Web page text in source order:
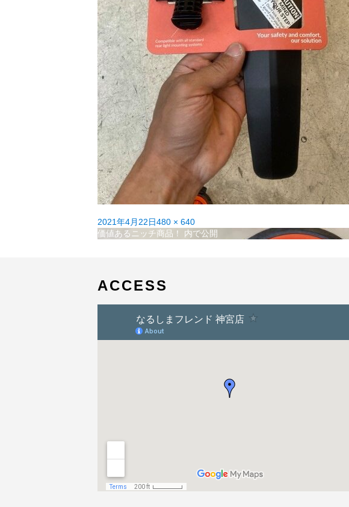
投
稿
2021年4月22日フ
ル
480 × 640
投
ゲ
ー
価値あるニッチ商品！ 内で公開
ACCESS